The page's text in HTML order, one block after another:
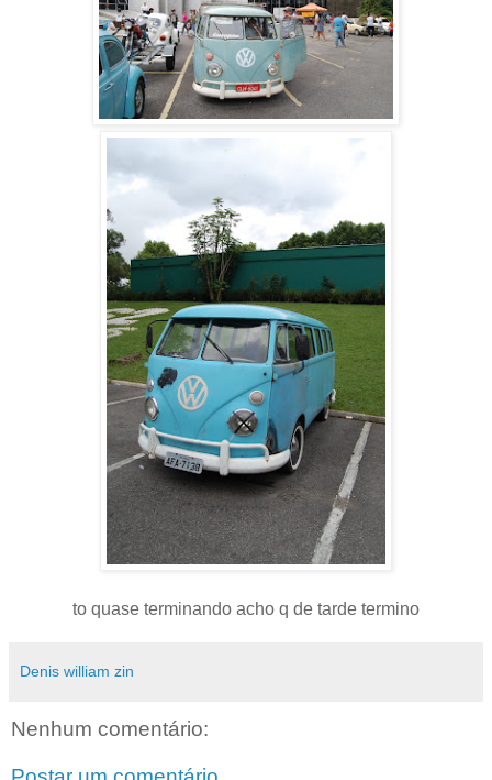
to quase terminando acho q de tarde termino
Denis william zin
Nenhum comentário: